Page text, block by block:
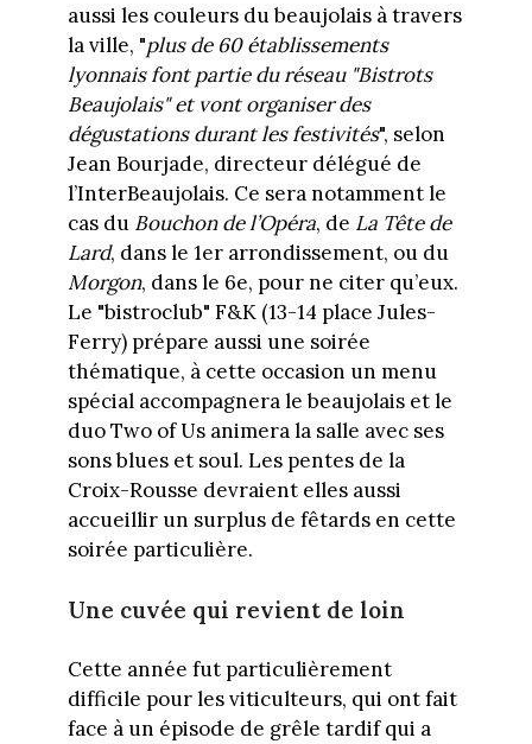
aussi les couleurs du beaujolais à travers
la ville, "plus de 60 établissements
lyonnais font partie du réseau "Bistrots
Beaujolais" et vont organiser des
dégustations durant les festivités", selon
Jean Bourjade, directeur délégué de
l’InterBeaujolais. Ce sera notamment le
cas du Bouchon de l’Opéra, de La Tête de
Lard, dans le 1er arrondissement, ou du
Morgon, dans le 6e, pour ne citer qu’eux.
Le "bistroclub" F&K (13-14 place Jules-
Ferry) prépare aussi une soirée
thématique, à cette occasion un menu
spécial accompagnera le beaujolais et le
duo Two of Us animera la salle avec ses
sons blues et soul. Les pentes de la
Croix-Rousse devraient elles aussi
accueillir un surplus de fêtards en cette
soirée particulière.
Une cuvée qui revient de loin
Cette année fut particulièrement
difficile pour les viticulteurs, qui ont fait
face à un épisode de grêle tardif qui a